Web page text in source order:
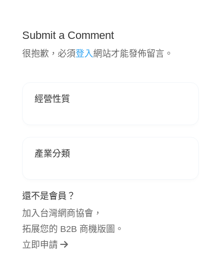
Submit a Comment
很抱歉，必須登入 網站才能發佈留言。
經營性質
產業分類
還不是會員？
加入台灣網商協會，
拓展您的 B2B 商機版圖。
立即申請